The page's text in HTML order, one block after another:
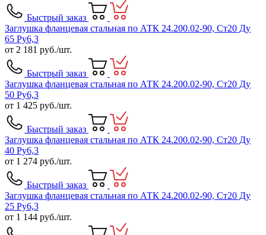
Быстрый заказ
Заглушка фланцевая стальная по АТК 24.200.02-90, Ст20 Ду
65 Ру6,3
от 2 181 руб./шт.
Быстрый заказ
Заглушка фланцевая стальная по АТК 24.200.02-90, Ст20 Ду
50 Ру6,3
от 1 425 руб./шт.
Быстрый заказ
Заглушка фланцевая стальная по АТК 24.200.02-90, Ст20 Ду
40 Ру6,3
от 1 274 руб./шт.
Быстрый заказ
Заглушка фланцевая стальная по АТК 24.200.02-90, Ст20 Ду
25 Ру6,3
от 1 144 руб./шт.